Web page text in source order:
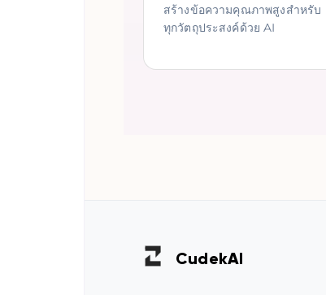
สร้างข้อความคุณภาพสูงสำหรับ
ทุกวัตถุประสงค์ด้วย AI
CudekAI